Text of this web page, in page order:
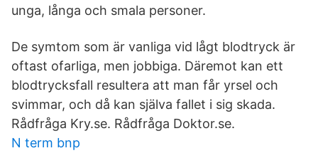
unga, långa och smala personer.
De symtom som är vanliga vid lågt blodtryck är
oftast ofarliga, men jobbiga. Däremot kan ett
blodtrycksfall resultera att man får yrsel och
svimmar, och då kan själva fallet i sig skada.
Rådfråga Kry.se. Rådfråga Doktor.se.
N term bnp